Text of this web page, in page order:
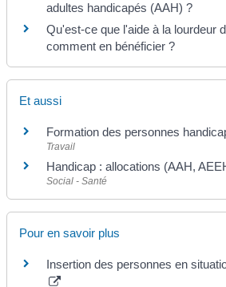
adultes handicapés (AAH) ?
Qu'est-ce que l'aide à la lourdeur
comment en bénéficier ?
Et aussi
Formation des personnes
Travail
Handicap : allocations (AAH,
Social - Santé
Pour en savoir plus
Insertion des personnes en